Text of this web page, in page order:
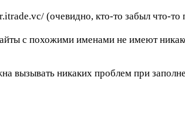
(очевидно, кто-то забыл что-то
с похожими именами не имеют
вызывать никаких проблем при